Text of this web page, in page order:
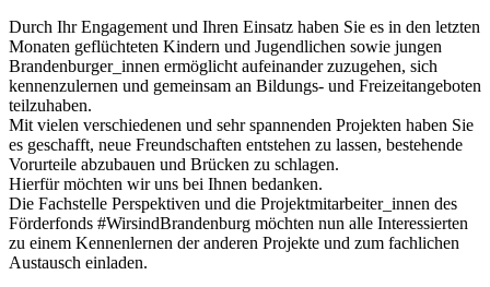
Durch Ihr Engagement und Ihren Einsatz haben Sie es in den letzten
Monaten geflüchteten Kindern und Jugendlichen sowie jungen
Brandenburger_innen ermöglicht aufeinander zuzugehen, sich
kennenzulernen und gemeinsam an Bildungs- und Freizeitangeboten
teilzuhaben.
Mit vielen verschiedenen und sehr spannenden Projekten haben Sie
es geschafft, neue Freundschaften entstehen zu lassen, bestehende
Vorurteile abzubauen und Brücken zu schlagen.
Hierfür möchten wir uns bei Ihnen bedanken.
Die Fachstelle Perspektiven und die Projektmitarbeiter_innen des
Förderfonds #WirsindBrandenburg möchten nun alle Interessierten
zu einem Kennenlernen der anderen Projekte und zum fachlichen
Austausch einladen.